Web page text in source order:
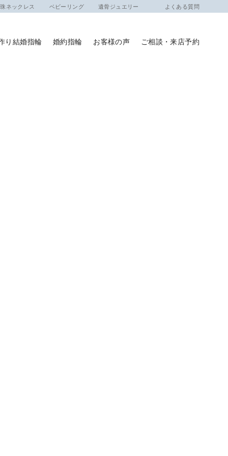
ックレス ベビーリング 遺骨ジュエリー よくある質問
り結婚指輪 婚約指輪 お客様の声 ご相談・来店予約